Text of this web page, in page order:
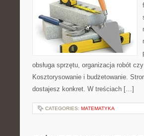
obsługa sprzętu, organizacja robót
Kosztorysowanie i budżetowanie.
dostajesz konkret. W treściach […]
CATEGORIES: MATEMATYKA